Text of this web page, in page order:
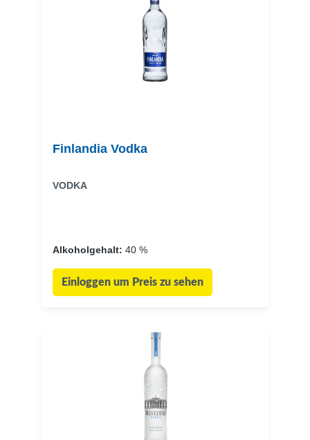
Finlandia Vodka
VODKA
Alkoholgehalt: 40 %
Einloggen um Preis zu sehen